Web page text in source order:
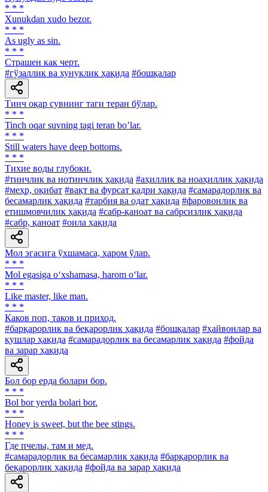
* * *
Xunukdan хudo bezor.
* * *
As ugly as sin.
* * *
Страшен как черт.
#гўзаллик ва хунуклик ҳақида #бошқалар
Тинч оқар сувнинг таги теран бўлар.
* * *
Tinch oqar suvning tagi teran bo’lar.
* * *
Still waters have deep bottoms.
* * *
Тихие воды глубоки.
#тинчлик ва нотинчлик ҳақида #аҳиллик ва ноаҳиллик ҳақида
#меҳр, оқибат #вақт ва фурсат қадри ҳақида #самарадорлик ва
бесамарлик ҳақида #тарбия ва одат ҳақида #фаровонлик ва
етишмовчилик ҳақида #сабр-қаноат ва сабрсизлик ҳақида
#сабр, қаноат #оила ҳақида
Мол эгасига ўхшамаса, ҳаром ўлар.
* * *
Mol egasiga o‘xshamasa, harom o‘lar.
* * *
Like master, like man.
* * *
Каков поп, таков и приход.
#барқарорлик ва беқарорлик ҳақида #бошқалар #ҳайвонлар ва
қушлар ҳақида #самарадорлик ва бесамарлик ҳақида #фойда
ва зарар ҳақида
Бол бор ерда болари бор.
* * *
Bol bor yerda bolari bor.
* * *
Honey is sweet, but the bee stings.
* * *
Где пчелы, там и мед.
#самарадорлик ва бесамарлик ҳақида #барқарорлик ва
беқарорлик ҳақида #фойда ва зарар ҳақида